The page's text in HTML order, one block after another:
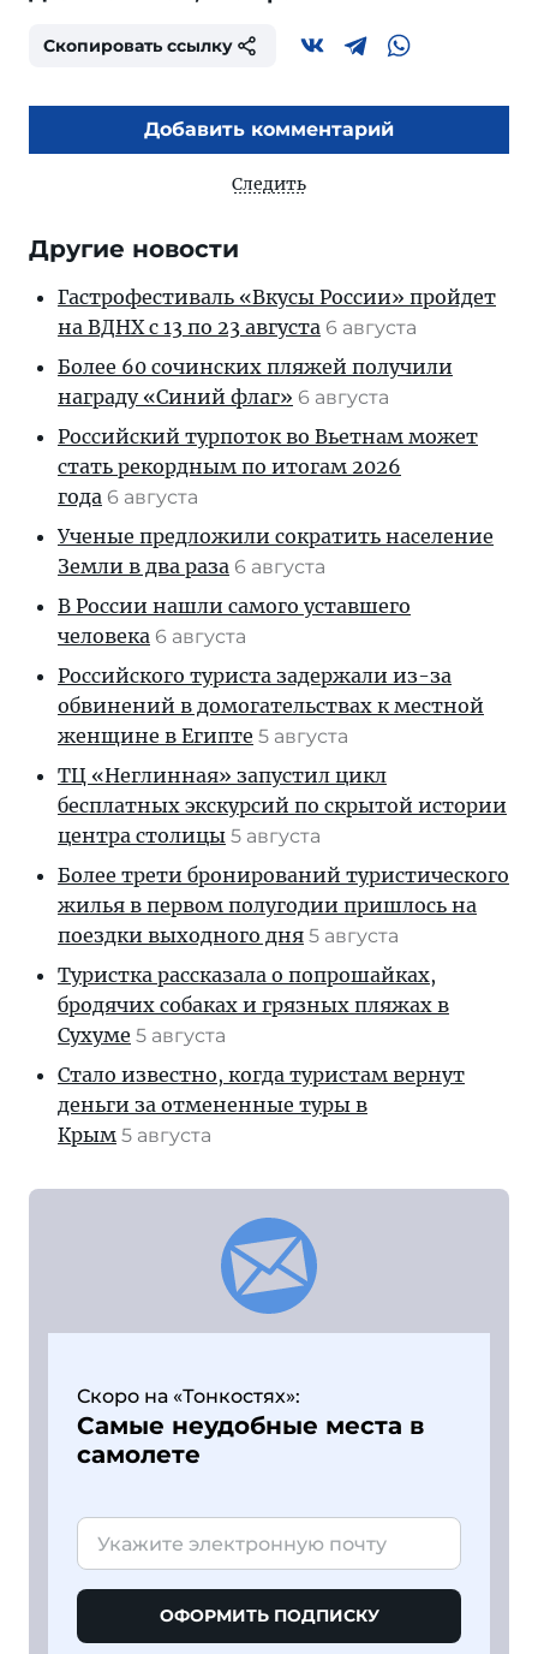
Скопировать ссылку
Добавить комментарий
Следить
Другие новости
Гастрофестиваль «Вкусы России» пройдет
на ВДНХ с 13 по 23 августа 6 августа
Более 60 сочинских пляжей получили
награду «Синий флаг» 6 августа
Российский турпоток во Вьетнам может
стать рекордным по итогам 2026
года 6 августа
Ученые предложили сократить население
Земли в два раза 6 августа
В России нашли самого уставшего
человека 6 августа
Российского туриста задержали из-за
обвинений в домогательствах к местной
женщине в Египте 5 августа
ТЦ «Неглинная» запустил цикл
бесплатных экскурсий по скрытой истории
центра столицы 5 августа
Более трети бронирований туристического
жилья в первом полугодии пришлось на
поездки выходного дня 5 августа
Туристка рассказала о попрошайках,
бродячих собаках и грязных пляжах в
Сухуме 5 августа
Стало известно, когда туристам вернут
деньги за отмененные туры в
Крым 5 августа
Скоро на «Тонкостях»:
Самые неудобные места в
самолете
ОФОРМИТЬ ПОДПИСКУ